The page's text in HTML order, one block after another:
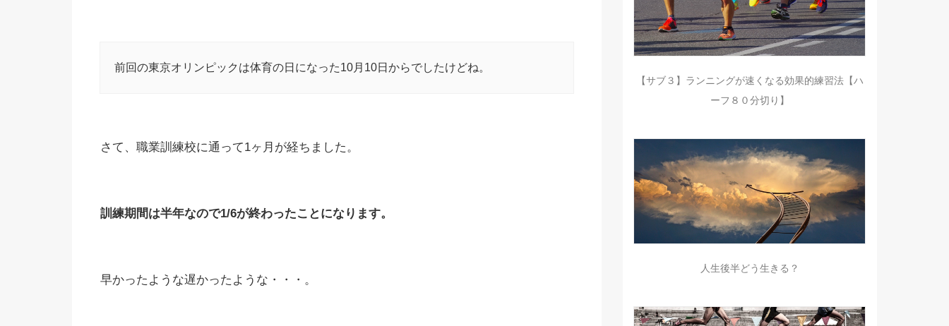
前回の東京オリンピックは体育の日になった10月10日からでしたけどね。
さて、職業訓練校に通って1ヶ月が経ちました。
訓練期間は半年なので1/6が終わったことになります。
早かったような遅かったような・・・。
【サブ３】ランニングが速くなる効果的練習法【ハ
ーフ８０分切り】
人生後半どう生きる？